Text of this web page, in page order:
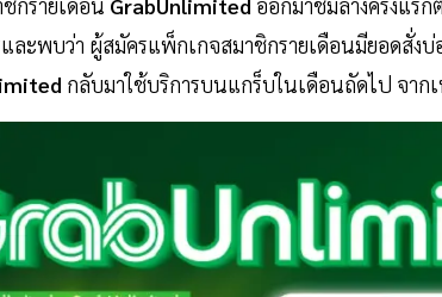
ละพบว่า ผู้สมัครแพ็กเกจสมาชิกรายเดือนมียอดสั่งบ่
กลับมาใช้บริการบนแกร็บในเดือนถัดไป จาก